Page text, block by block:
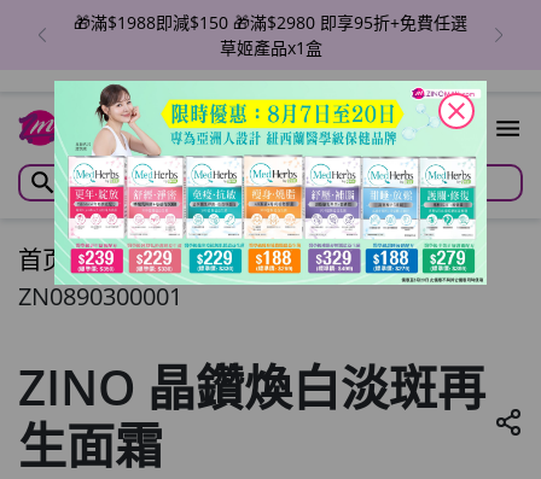
🎁滿$1988即減$150 🎁滿$2980 即享95折+免費任選
草姬產品x1盒
首页/ZINO 晶鑽煥白淡斑再生面霜
ZN0890300001
ZINO 晶鑽煥白淡斑再
生面霜
close